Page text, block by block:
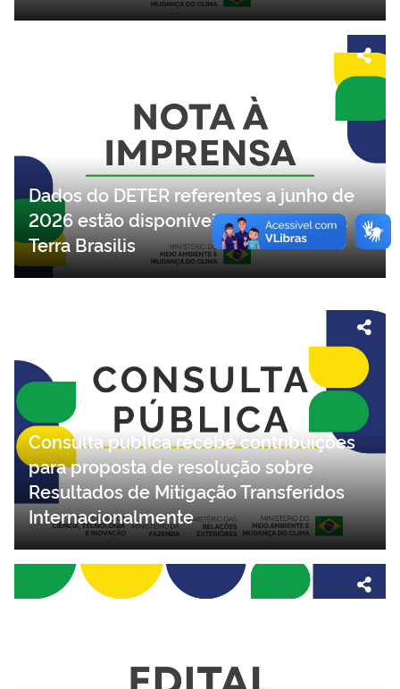
Dados do DETER referentes a junho de
2026 estão disponíveis na plataforma
Terra Brasilis
Consulta pública recebe contribuições
para proposta de resolução sobre
Resultados de Mitigação Transferidos
Internacionalmente